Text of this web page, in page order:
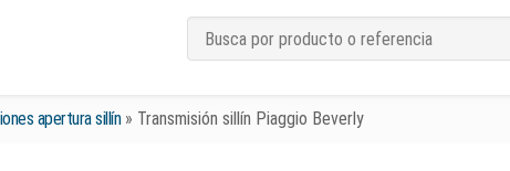
apertura sillín» Transmisión sillín Piaggio Beverly